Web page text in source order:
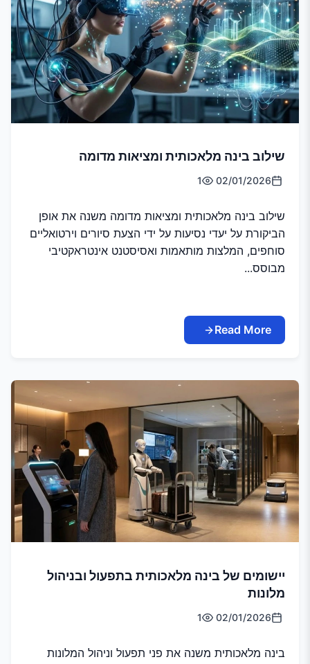
שילוב בינה מלאכותית ומציאות מדומה
02/01/2026
1
שילוב בינה מלאכותית ומציאות מדומה משנה את אופן
הביקורת על יעדי נסיעות על ידי הצעת סיורים וירטואליים
סוחפים, המלצות מותאמות ואסיסטנט אינטראקטיבי
מבוסס...
Read More
יישומים של בינה מלאכותית בתפעול ובניהול
מלונות
02/01/2026
1
בינה מלאכותית משנה את פני תפעול וניהול המלונות